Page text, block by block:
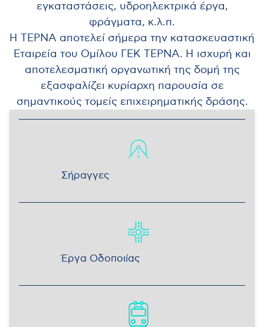
εγκαταστάσεις, υδροηλεκτρικά έργα,
φράγματα, κ.λ.π.
Η ΤΕΡΝΑ αποτελεί σήμερα την κατασκευαστική
Εταιρεία του Ομίλου ΓΕΚ ΤΕΡΝΑ. Η ισχυρή και
αποτελεσματική οργανωτική της δομή της
εξασφαλίζει κυρίαρχη παρουσία σε
σημαντικούς τομείς επιχειρηματικής δράσης.
Σήραγγες
Έργα Οδοποιίας